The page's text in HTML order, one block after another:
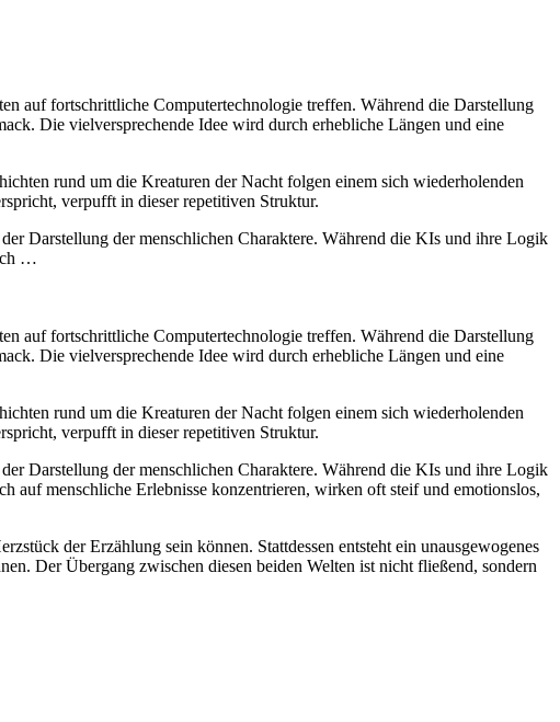
auf fortschrittliche Computertechnologie treffen. Während die Darstellung
Die vielversprechende Idee wird durch erhebliche Längen und eine
rund um die Kreaturen der Nacht folgen einem sich wiederholenden
verpufft in dieser repetitiven Struktur.
Darstellung der menschlichen Charaktere. Während die KIs und ihre Logik
…
auf fortschrittliche Computertechnologie treffen. Während die Darstellung
Die vielversprechende Idee wird durch erhebliche Längen und eine
rund um die Kreaturen der Nacht folgen einem sich wiederholenden
verpufft in dieser repetitiven Struktur.
Darstellung der menschlichen Charaktere. Während die KIs und ihre Logik
auf menschliche Erlebnisse konzentrieren, wirken oft steif und emotionslos,
der Erzählung sein können. Stattdessen entsteht ein unausgewogenes
Der Übergang zwischen diesen beiden Welten ist nicht fließend, sondern